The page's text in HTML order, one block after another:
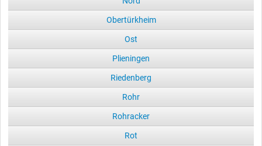
Obertürkheim
Ost
Plieningen
Riedenberg
Rohr
Rohracker
Rot